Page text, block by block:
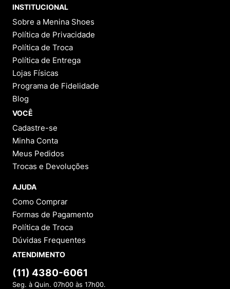
INSTITUCIONAL
Sobre a Menina Shoes
Política de Privacidade
Política de Troca
Política de Entrega
Lojas Físicas
Programa de Fidelidade
Blog
VOCÊ
Cadastre-se
Minha Conta
Meus Pedidos
Trocas e Devoluções
AJUDA
Como Comprar
Formas de Pagamento
Política de Troca
Dúvidas Frequentes
ATENDIMENTO
(11) 4380-6061
Seg. à Quin. 07h00 às 17h00.